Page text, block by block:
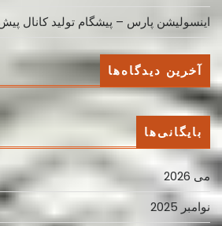
اینسولیشن پارس – پیشگام تولید کانال
آخرین دیدگاه‌ها
بایگانی‌ها
می 2026
نوامبر 2025